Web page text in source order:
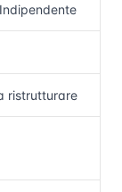
ristrutturare